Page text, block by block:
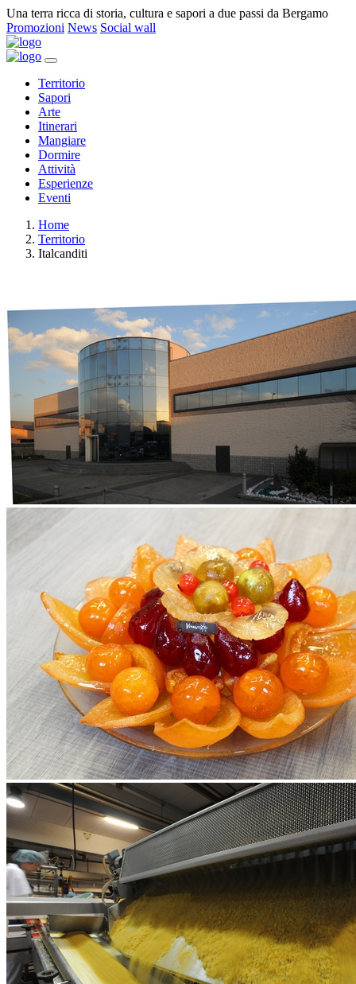
Una terra ricca di storia, cultura e sapori a due passi da Bergamo
Promozioni News Social wall
Territorio
Sapori
Arte
Itinerari
Mangiare
Dormire
Attività
Esperienze
Eventi
Home
Territorio
Italcanditi